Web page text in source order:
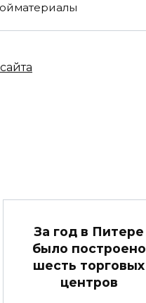
За год в Питере
было построено
шесть торговых
центров